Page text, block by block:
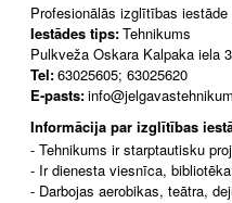
Profesionālās izglītības iestāde
Iestādes tips:Tehnikums
Pulkveža Oskara Kalpaka iela
Tel:63025605; 63025620
E-pasts:
Informācija par izglītības
- Tehnikums ir starptautisku
- Ir dienesta viesnīca,
- Darbojas aerobikas, teātra,